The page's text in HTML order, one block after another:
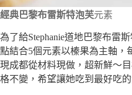
經典巴黎布雷斯特泡芙元素
為了給Stephanie道地巴黎布雷
點結合5個元素以榛果為主軸，
現成都從材料現做，超新鮮～
格不變，希望讓她吃到最好吃的